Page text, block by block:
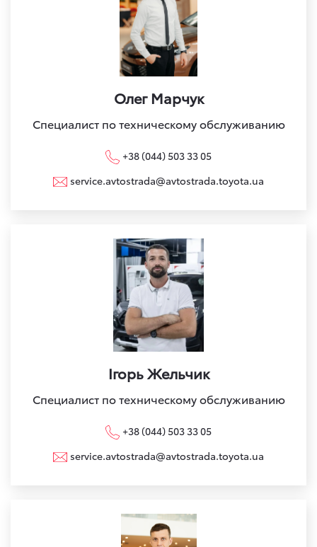
Олег Марчук
Специалист по техническому обслуживанию
+38 (044) 503 33 05
service.avtostrada@avtostrada.toyota.ua
Ігорь Жельчик
Специалист по техническому обслуживанию
+38 (044) 503 33 05
service.avtostrada@avtostrada.toyota.ua